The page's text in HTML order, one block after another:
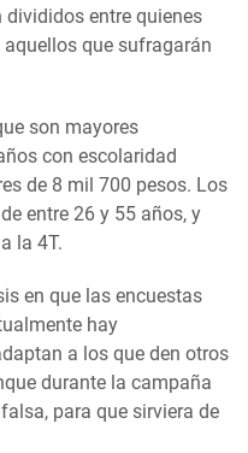
divididos entre quienes
que sufragarán
son mayores
con escolaridad
de 8 mil 700 pesos. Los
entre 26 y 55 años, y
la 4T.
en que las encuestas
hay
a los que den otros
durante la campaña
para que sirviera de